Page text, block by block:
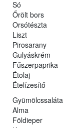
Só
Őrölt bors
Orsótészta
Liszt
Pirosarany
Gulyáskrém
Fűszerpaprika
Étolaj
Ételízesítő
Gyümölcssaláta
Alma
Földieper